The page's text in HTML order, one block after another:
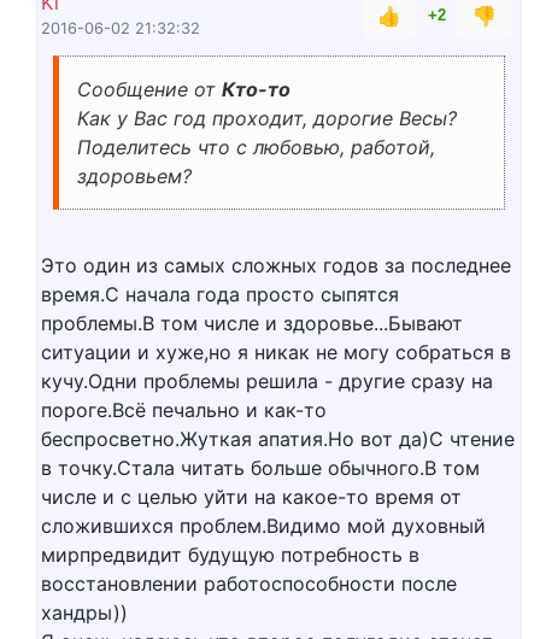
2016-06-02 21:32:32
👍 +2 👎
Сообщение от Кто-то
Как у Вас год проходит, дорогие Весы?
Поделитесь что с любовью, работой,
здоровьем?
Это один из самых сложных годов за последнее
время.С начала года просто сыпятся
проблемы.В том числе и здоровье...Бывают
ситуации и хуже,но я никак не могу собраться в
кучу.Одни проблемы решила - другие сразу на
пороге.Всё печально и как-то
беспросветно.Жуткая апатия.Но вот да)С чтение
в точку.Стала читать больше обычного.В том
числе и с целью уйти на какое-то время от
сложившихся проблем.Видимо мой духовный
мирпредвидит будущую потребность в
восстановлении работоспособности после
хандры))